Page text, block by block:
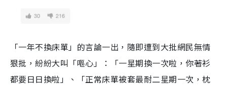
「一年不換床單」的言論一出，隨即遭到大批網民無情
狠批，紛紛大叫「嘔心」：「一星期換一次啦，你著衫
都要日日換啦」、「正常床單被套最耐二星期一次，枕